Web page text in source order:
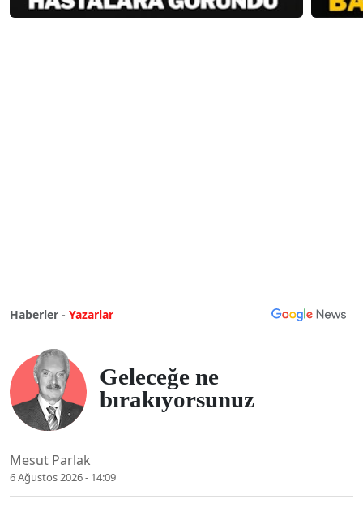
Haberler - Yazarlar
Geleceğe ne
bırakıyorsunuz
Mesut Parlak
6 Ağustos 2026 - 14:09